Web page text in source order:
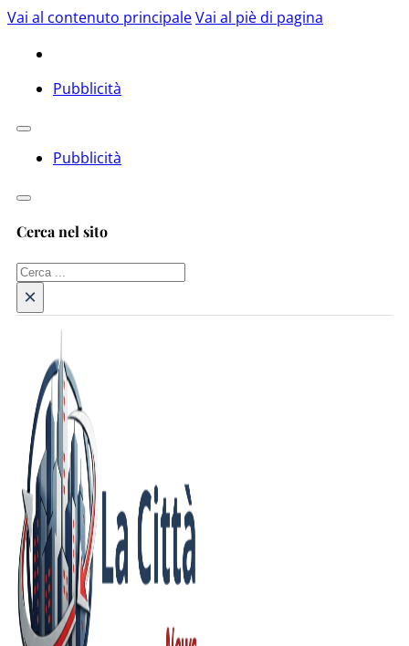
Vai al contenuto principaleVai al piè di pagina
Pubblicità
Pubblicità
Cerca nel sito
Cerca
×